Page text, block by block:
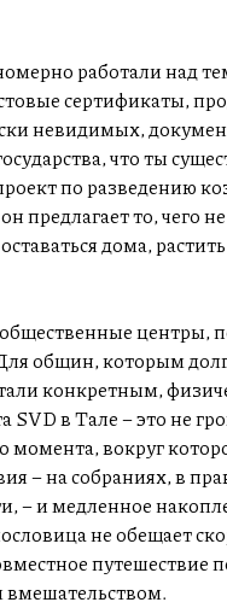
работали над
сертификаты,
невидимых,
что ты
по разведению
предлагает то, чего
дома,
общественные
общин, которым
конкретным,
в Тале – это не
момента, вокруг
– на собраниях, в
– и медленное
не обещает
вмешательством.